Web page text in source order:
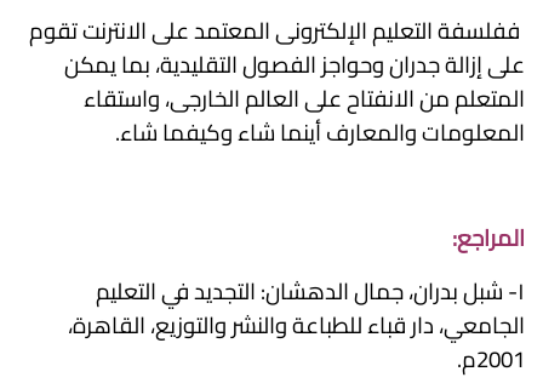
ففلسفة التعليم الإلكترونى المعتمد على الانترنت تقوم
على إزالة جدران وحواجز الفصول التقليدية، بما يمكن
المتعلم من الانفتاح على العالم الخارجى، واستقاء
المعلومات والمعارف أينما شاء وكيفما شاء.
المراجع:
١- شبل بدران، جمال الدهشان: التجديد في التعليم
الجامعي، دار قباء للطباعة والنشر والتوزيع، القاهرة،
2001م.